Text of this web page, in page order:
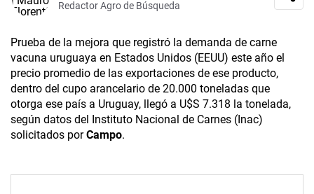
Redactor Agro de Búsqueda
Prueba de la mejora que registró la demanda de carne
vacuna uruguaya en Estados Unidos (EEUU) este año el
precio promedio de las exportaciones de ese producto,
dentro del cupo arancelario de 20.000 toneladas que
otorga ese país a Uruguay, llegó a U$S 7.318 la tonelada,
según datos del Instituto Nacional de Carnes (Inac)
solicitados porCampo.